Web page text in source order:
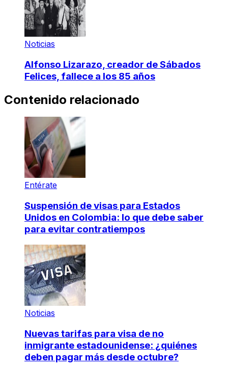
Noticias
Alfonso Lizarazo, creador de Sábados
Felices, fallece a los 85 años
Contenido relacionado
Entérate
Suspensión de visas para Estados
Unidos en Colombia: lo que debe saber
para evitar contratiempos
Noticias
Nuevas tarifas para visa de no
inmigrante estadounidense: ¿quiénes
deben pagar más desde octubre?